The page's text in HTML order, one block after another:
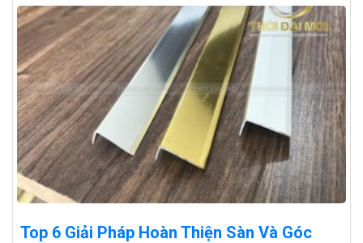
Top 6 Giải Pháp Hoàn Thiện Sàn Và Góc